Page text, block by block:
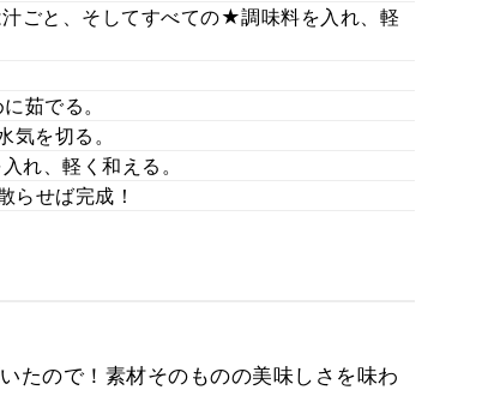
ごと、そしてすべての★調味料を入れ、軽
茹でる。
気を切る。
れ、軽く和える。
らせば完成！
たので！素材そのものの美味しさを味わ